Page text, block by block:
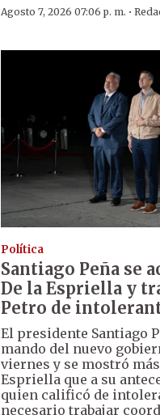
Agosto 7, 2026 07:06 p. m. ·
Política
Santiago Peña se
De la Espriella y
Petro de
El presidente Santiago
mando del nuevo
viernes y se mostró
Espriella que a su
quien calificó de
necesario trabajar